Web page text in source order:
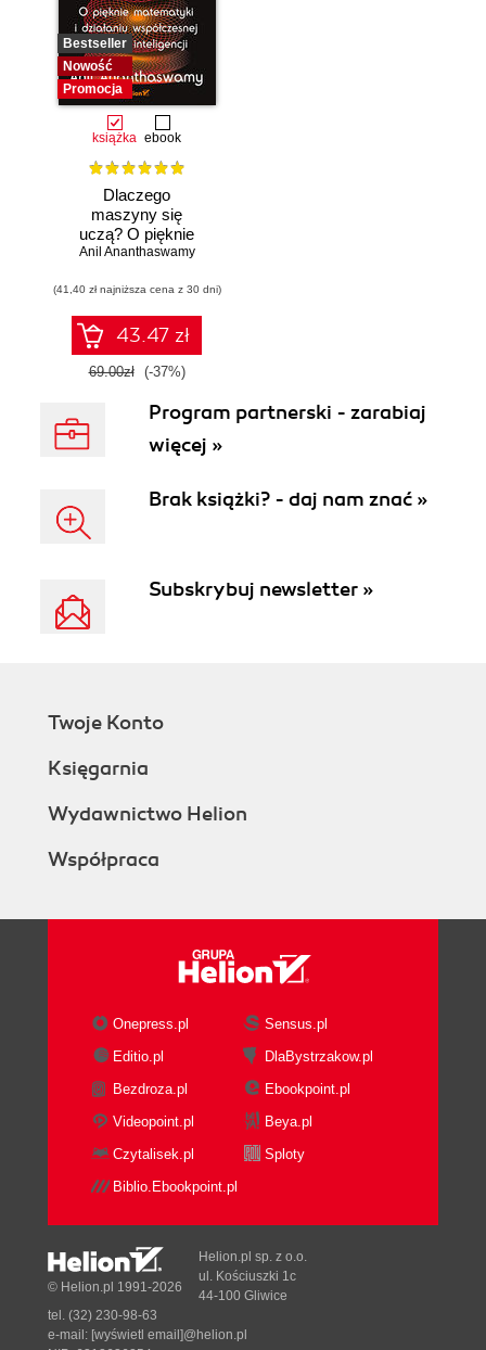
Bestseller
Nowość
Promocja
książka ebook
Dlaczego
maszyny się
uczą? O pięknie
matematyki i
współczesnej
sztucznej
inteligencji
Anil Ananthaswamy
(41,40 zł najniższa cena z 30 dni)
43.47 zł
69.00zł (-37%)
Program partnerski - zarabiaj
więcej »
Brak książki? - daj nam znać »
Subskrybuj newsletter »
Twoje Konto
Księgarnia
Wydawnictwo Helion
Współpraca
Onepress.pl
Sensus.pl
Editio.pl
DlaBystrzakow.pl
Bezdroza.pl
Ebookpoint.pl
Videopoint.pl
Beya.pl
Czytalisek.pl
Sploty
Biblio.Ebookpoint.pl
© Helion.pl 1991-2026
Helion.pl sp. z o.o.
ul. Kościuszki 1c
44-100 Gliwice
tel. (32) 230-98-63
e-mail: [wyświetl email]@helion.pl